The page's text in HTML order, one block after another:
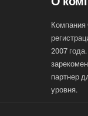
Компания
2007
партнер
уровня.